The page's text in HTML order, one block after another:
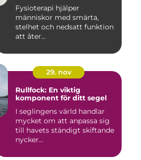
Fysioterapi hjälper
människor med smärta,
stelhet och nedsatt funktion
att åter...
29. nov
Rullfock: En viktig
komponent för ditt segel
I seglingens värld handlar
mycket om att anpassa sig
till havets ständigt skiftande
nycker...